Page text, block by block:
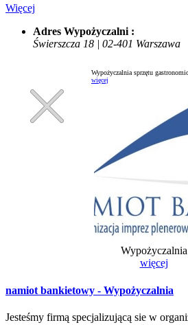
Więcej
Adres Wypożyczalni :
Świerszcza 18 | 02-401 Warszawa
Wypożyczalnia sprzętu
więcej
Wypożyczalnia
więcej
namiot bankietowy - Wypożyczalnia
Jesteśmy firmą specjalizującą sie w